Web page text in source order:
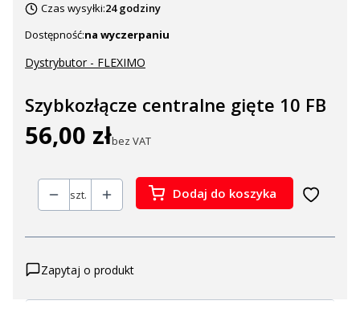
Czas wysyłki:24 godziny
Dostępność:na wyczerpaniu
Dystrybutor - FLEXIMO
Szybkozłącze centralne gięte 10 FB
Cena
56,00 złbez VAT
szt. Dodaj do koszyka
Zapytaj o produkt